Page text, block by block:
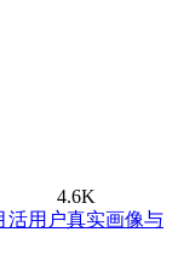
4.6K